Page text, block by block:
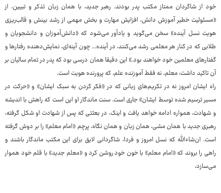
خود از شاگردان ممتاز مکتب پدر بودند. رهبر جدید، با همان زبان تذکر و تبیین، از
«مسئولیت خطیر آموزش دانش، افزایش مهارت و بخش مهمی از رشد بینش و قالب‌ریزی
هویت نسل آینده» سخن می‌گوید و یادآور می‌شود که «دانش‌آموزان و دانشجویان و
طلابی که در کنار هر معلمی رشد می‌کنند، در آینده... چون آینه‌ای، نمایش‌دهنده رفتارها و
گفتارهای معلمین خود خواهند بود.» این دقیقا همان درسی بود که پدر در تمام سالیان بر
آن تاکید داشت: معلم، نه فقط آموزنده علم، که پرورنده هویت است.
راه ایشان امروز نه در تکریم‌های زبانی که در «فکر کردن به سبک ایشان» و «حرکت در
مسیر ترسیم شده توسط ایشان» جاری است. سنت ماندگار او این است که راهش با اندیشه
و شهادت، همواره ادامه خواهد یافت و اینک، در بعثتی که پس از شهادت او شکل گرفته،
رهبری جدید با همان مشی، همان زبان و همان نگاه، پرچم «امام معلم» را بر دوش گرفته
است. ان‌شاءالله که نسل امروز و فردا، شاگردانی لایق برای این مکتب ماندگار باشند و
راهی را بروند که «امام معلم» با خون خود روشن کرد و «معلم جدید» با قلم خود هموار
می‌سازد،